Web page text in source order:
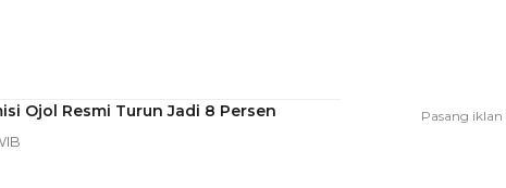
Ojol Resmi Turun Jadi 8 Persen